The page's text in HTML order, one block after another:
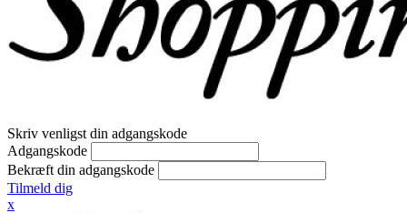
Skriv venligst din adgangskode
Adgangskode
Bekræft din adgangskode
Tilmeld dig
x